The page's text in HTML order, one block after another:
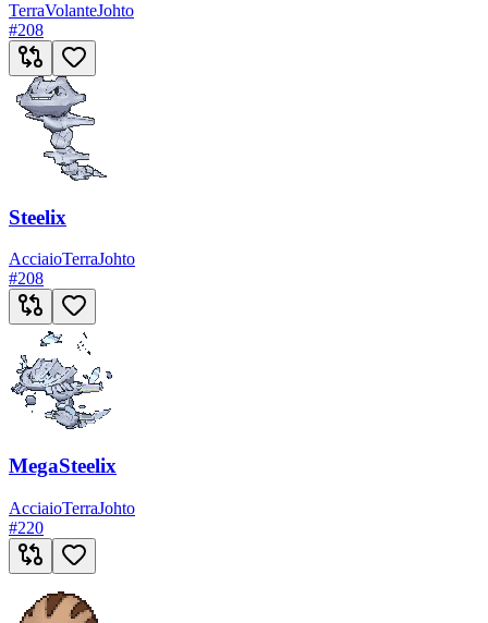
TerraVolanteJohto
#208
Steelix
AcciaioTerraJohto
#208
MegaSteelix
AcciaioTerraJohto
#220